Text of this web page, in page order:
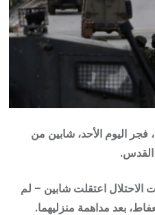
فجر اليوم الأحد، شابين من
اعتقلت شابين – لم
بعد مداهمة منزليهما.